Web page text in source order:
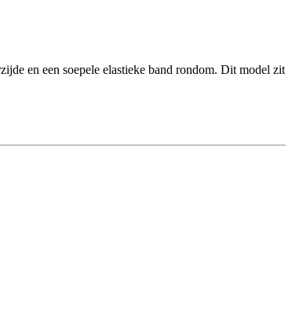
en een soepele elastieke band rondom. Dit model zit